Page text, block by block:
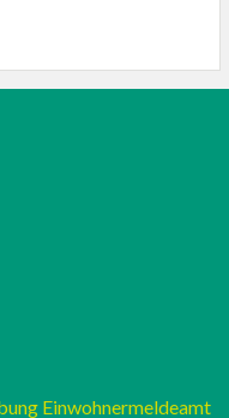
Einwohnermeldeamt